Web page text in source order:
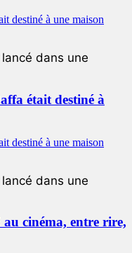
dans une
était destiné à
dans une
cinéma, entre rire,